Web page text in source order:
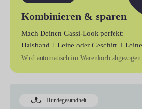
Kombinieren & sparen
Mach Deinen Gassi-Look perfekt:
Halsband + Leine oder Geschirr + Leine
Wird automatisch im Warenkorb abgezogen.
Hundegesundheit